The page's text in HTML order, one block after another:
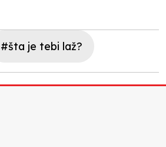
#šta je tebi laž?